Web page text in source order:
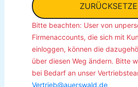
Bitte beachten: User von
Firmenaccounts, die sich mit
einloggen, können die
über diesen Weg ändern. Bitte
bei Bedarf an unser
Vertrieb@auerswald.de